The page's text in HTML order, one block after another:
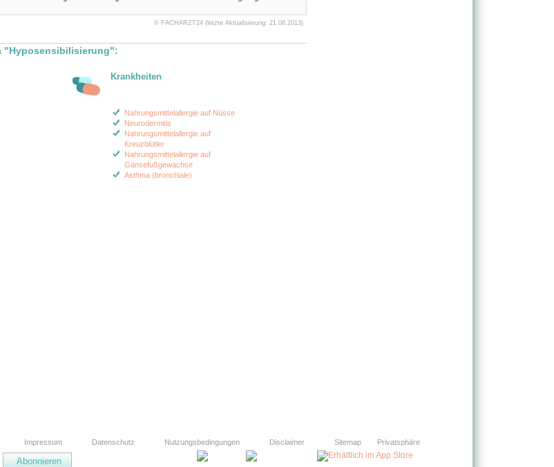
© FACHARZT24 (letzte Aktualisierung: 21.08.2013)
"Hyposensibilisierung":
Krankheiten
Nahrungsmittelallergie auf Nüsse
Neurodermitis
Nahrungsmittelallergie auf
Kreuzblütler
Nahrungsmittelallergie auf
Gänsefußgewächse
Asthma (bronchiale)
Impressum Datenschutz Nutzungsbedingungen Disclaimer Sitemap Privatsphäre